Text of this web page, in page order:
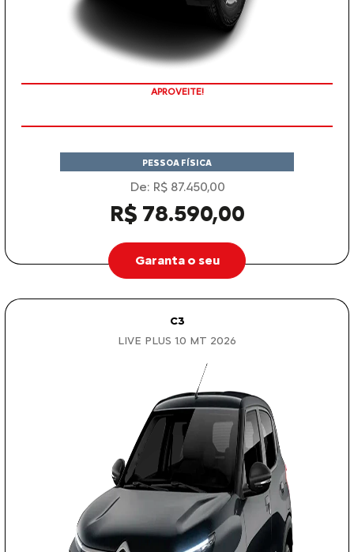
APROVEITE!
PESSOA FÍSICA
De: R$ 87.450,00
R$ 78.590,00
Garanta o seu
C3
LIVE PLUS 1.0 MT 2026